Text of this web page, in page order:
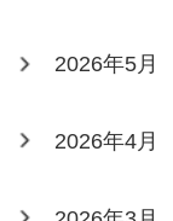
2026年5月
2026年4月